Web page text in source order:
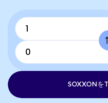
SOXXONを